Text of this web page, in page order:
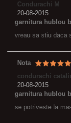
Condurachi M
20-08-2015
garnitura hublou
vreau sa stiu daca
Nota
condurachi
20-08-2015
garnitura hublou
se potriveste la